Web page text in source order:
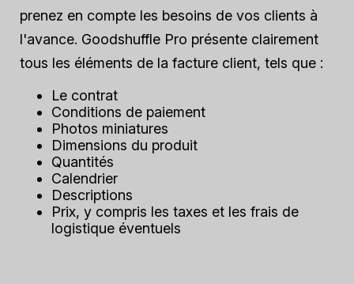
prenez en compte les besoins de vos clients à
l'avance. Goodshuffle Pro présente clairement
tous les éléments de la facture client, tels que :
Le contrat
Conditions de paiement
Photos miniatures
Dimensions du produit
Quantités
Calendrier
Descriptions
Prix, y compris les taxes et les frais de
logistique éventuels